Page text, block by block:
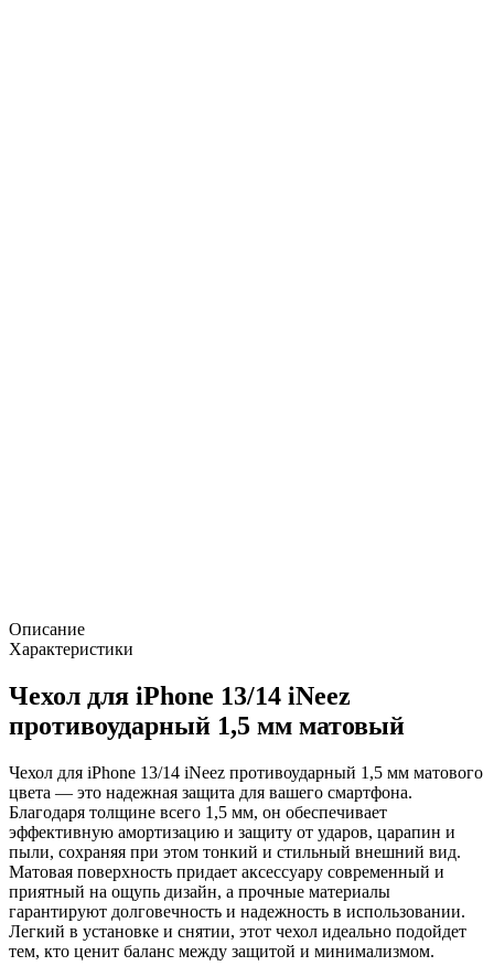
Описание
Характеристики
Чехол для iPhone 13/14 iNeez
противоударный 1,5 мм матовый
Чехол для iPhone 13/14 iNeez противоударный 1,5 мм матового
цвета — это надежная защита для вашего смартфона.
Благодаря толщине всего 1,5 мм, он обеспечивает
эффективную амортизацию и защиту от ударов, царапин и
пыли, сохраняя при этом тонкий и стильный внешний вид.
Матовая поверхность придает аксессуару современный и
приятный на ощупь дизайн, а прочные материалы
гарантируют долговечность и надежность в использовании.
Легкий в установке и снятии, этот чехол идеально подойдет
тем, кто ценит баланс между защитой и минимализмом.